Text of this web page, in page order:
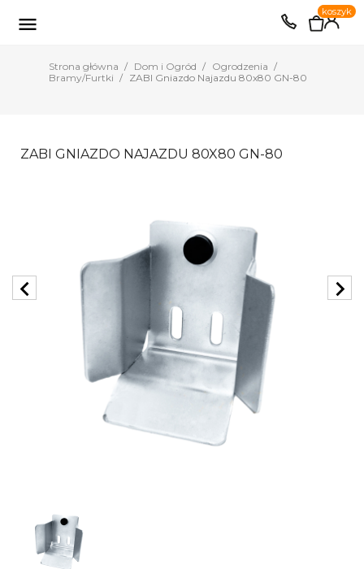
EUR PLN

0
koszyk
Strona główna Dom i Ogród
Ogrodzenia
Bramy/Furtki
ZABI Gniazdo Najazdu 80x80 GN-80
ZABI GNIAZDO NAJAZDU 80X80 GN-80
chevron_left chevron_right